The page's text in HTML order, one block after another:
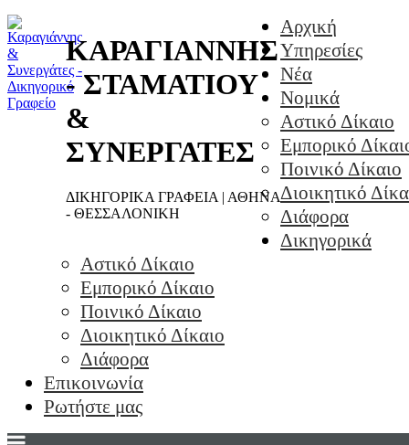
ΚΑΡΑΓΙΑΝΝΗΣ
- ΣΤΑΜΑΤΙΟΥ
&
ΣΥΝΕΡΓΑΤΕΣ
ΔΙΚΗΓΟΡΙΚΑ ΓΡΑΦΕΙΑ | ΑΘΗΝΑ
- ΘΕΣΣΑΛΟΝΙΚΗ
Αρχική
Υπηρεσίες
Νέα
Νομικά
Αστικό Δίκαιο
Εμπορικό
Ποινικό Δίκαιο
Διοικητικό
Διάφορα
Δικηγορικά
Αστικό Δίκαιο
Εμπορικό Δίκαιο
Ποινικό Δίκαιο
Διοικητικό Δίκαιο
Διάφορα
Επικοινωνία
Ρωτήστε μας